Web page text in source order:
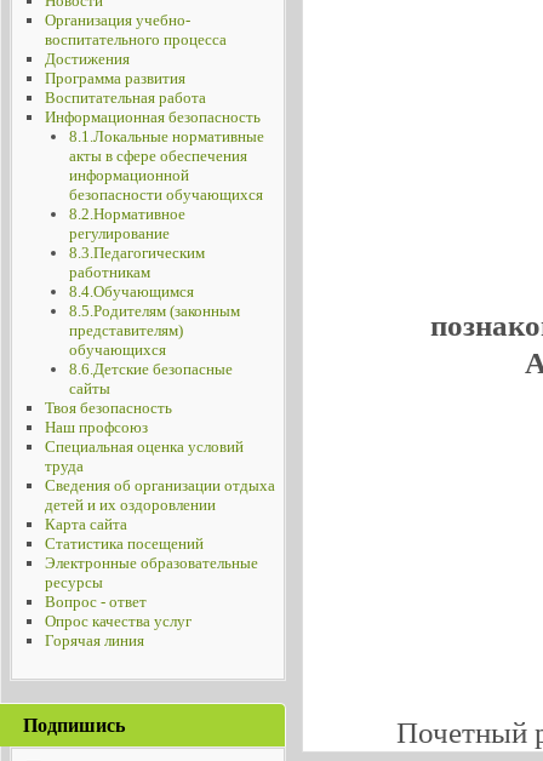
Организация учебно-
воспитательного процесса
Достижения
Программа развития
Воспитательная работа
Информационная безопасность
8.1.Локальные нормативные
акты в сфере обеспечения
информационной
безопасности обучающихся
8.2.Нормативное
регулирование
8.3.Педагогическим
работникам
8.4.Обучающимся
8.5.Родителям (законным
представителям)
обучающихся
8.6.Детские безопасные
сайты
Твоя безопасность
Наш профсоюз
Специальная оценка условий
труда
Сведения об организации отдыха
детей и их оздоровлении
Карта сайта
Статистика посещений
Электронные образовательные
ресурсы
Вопрос - ответ
Опрос качества услуг
Горячая линия
Подпишись Почетный